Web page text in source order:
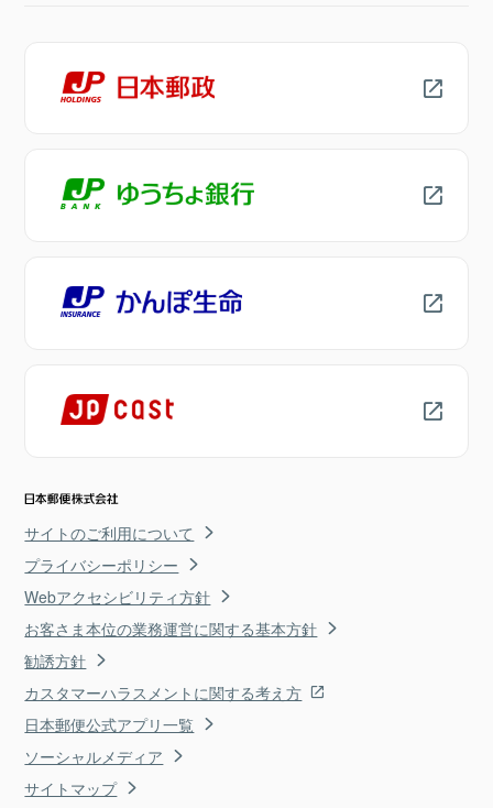
サイトのご利用について
プライバシーポリシー
Webアクセシビリティ方針
お客さま本位の業務運営に関する基本方針
勧誘方針
カスタマーハラスメントに関する考え方
日本郵便公式アプリ一覧
ソーシャルメディア
サイトマップ